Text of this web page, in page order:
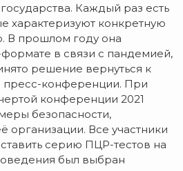
Каждый раз есть
характеризуют конкретную
В прошлом году она
в связи с пандемией,
решение вернуться к
конференции. При
конференции 2021
безопасности,
организации. Все участники
серию ПЦР-тестов на
был выбран